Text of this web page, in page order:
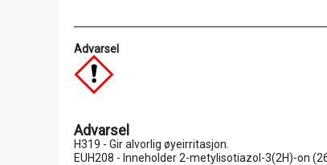
Advarsel
Advarsel
H319 - Gir alvorlig øyeirritasjon.
EUH208 - Inneholder 2-metylisotiazol-3(2H)-on